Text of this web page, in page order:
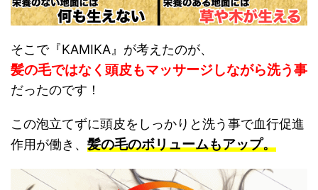
そこで『KAMIKA』が考えたのが、
髪の毛ではなく頭皮もマッサージしながら洗う事
だったのです！
この泡立てずに頭皮をしっかりと洗う事で血行促進
作用が働き、 髪の毛のボリュームもアップ。